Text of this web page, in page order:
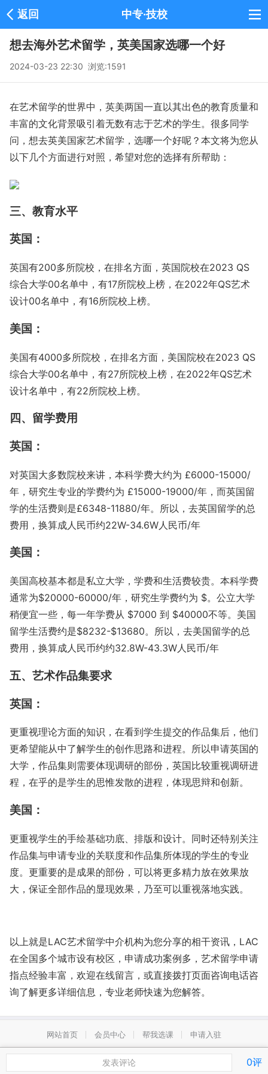
返回 中专·技校
想去海外艺术留学，英美国家选哪一个好
2024-03-23 22:30 浏览:1591
在艺术留学的世界中，英美两国一直以其出色的教育质量和
丰富的文化背景吸引着无数有志于艺术的学生。很多同学
问，想去英美国家艺术留学，选哪一个好呢？本文将为您从
以下几个方面进行对照，希望对您的选择有所帮助：
三、教育水平
英国：
英国有200多所院校，在排名方面，英国院校在2023 QS
综合大学00名单中，有17所院校上榜，在2022年QS艺术
设计00名单中，有16所院校上榜。
美国：
美国有4000多所院校，在排名方面，美国院校在2023 QS
综合大学00名单中，有27所院校上榜，在2022年QS艺术
设计名单中，有22所院校上榜。
四、留学费用
英国：
对英国大多数院校来讲，本科学费大约为 £6000-15000/
年，研究生专业的学费约为 £15000-19000/年，而英国留
学的生活费则是£6348-11880/年。 所以，去英国留学的总
费用，换算成人民币约22W-34.6W人民币/年
美国：
美国高校基本都是私立大学，学费和生活费较贵。本科学费
通常为$20000-60000/年，研究生学费约为 $。公立大学
稍便宜一些，每一年学费从 $7000 到 $40000不等。美国
留学生活费约是$8232-$13680。 所以，去美国留学的总
费用，换算成人民币约约32.8W-43.3W人民币/年
五、艺术作品集要求
英国：
更重视理论方面的知识，在看到学生提交的作品集后，他们
更希望能从中了解学生的创作思路和进程。所以申请英国的
大学，作品集则需要体现调研的部份，英国比较重视调研进
程，在乎的是学生的思惟发散的进程，体现思辩和创新。
美国：
更重视学生的手绘基础功底、排版和设计。同时还特别关注
作品集与申请专业的关联度和作品集所体现的学生的专业
度。更重要的是成果的部份，可以将更多精力放在效果放
大，保证全部作品的显现效果，乃至可以重视落地实践。
以上就是LAC艺术留学中介机构为您分享的相干资讯，LAC
在全国多个城市设有校区，申请成功案例多，艺术留学申请
指点经验丰富，欢迎在线留言，或直接拨打页面咨询电话咨
询了解更多详细信息，专业老师快速为您解答。
发表评论 0评
网站首页 会员中心 帮我选课 申请入驻
Copyright © 2009-2022 选学网 版权所有